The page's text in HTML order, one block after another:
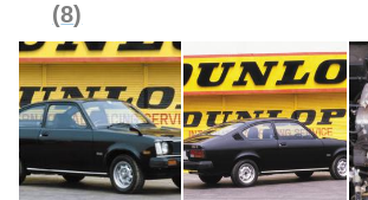
＜内容紹介＞
現在、40- 60代
「昭和」を生き
の読者諸兄に贈
ルバム。
コンセプトは「
8